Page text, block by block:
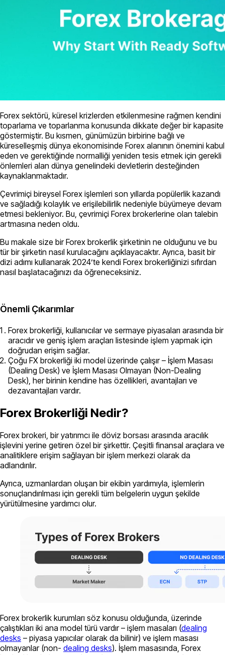
Forex sektörü, küresel krizlerden etkilenmesine rağmen kendini
toparlama ve toparlanma konusunda dikkate değer bir kapasite
göstermiştir. Bu kısmen, günümüzün birbirine bağlı ve
küreselleşmiş dünya ekonomisinde Forex alanının önemini kabul
eden ve gerektiğinde normalliği yeniden tesis etmek için gerekli
önlemleri alan dünya genelindeki devletlerin desteğinden
kaynaklanmaktadır.
Çevrimiçi bireysel Forex işlemleri son yıllarda popülerlik kazandı
ve sağladığı kolaylık ve erişilebilirlik nedeniyle büyümeye devam
etmesi bekleniyor. Bu, çevrimiçi Forex brokerlerine olan talebin
artmasına neden oldu.
Bu makale size bir Forex brokerlik şirketinin ne olduğunu ve bu
tür bir şirketin nasıl kurulacağını açıklayacaktır. Ayrıca, basit bir
dizi adımı kullanarak 2024’te kendi Forex brokerliğinizi sıfırdan
nasıl başlatacağınızı da öğreneceksiniz.
Önemli Çıkarımlar
Forex brokerliği, kullanıcılar ve sermaye piyasaları arasında bir
aracıdır ve geniş işlem araçları listesinde işlem yapmak için
doğrudan erişim sağlar.
Çoğu FX brokerliği iki model üzerinde çalışır – İşlem Masası
(Dealing Desk) ve İşlem Masası Olmayan (Non-Dealing
Desk), her birinin kendine has özellikleri, avantajları ve
dezavantajları vardır.
Forex Brokerliği Nedir?
Forex brokeri, bir yatırımcı ile döviz borsası arasında aracılık
işlevini yerine getiren özel bir şirkettir. Çeşitli finansal araçlara ve
analitiklere erişim sağlayan bir işlem merkezi olarak da
adlandırılır.
Ayrıca, uzmanlardan oluşan bir ekibin yardımıyla, işlemlerin
sonuçlandırılması için gerekli tüm belgelerin uygun şekilde
yürütülmesine yardımcı olur.
Forex brokerlik kurumları söz konusu olduğunda, üzerinde
çalıştıkları iki ana model türü vardır – işlem masaları (dealing
desks – piyasa yapıcılar olarak da bilinir) ve işlem masası
olmayanlar (non- dealing desks). İşlem masasında, Forex